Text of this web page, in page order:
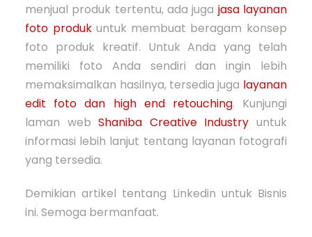
menjual produk tertentu, ada juga jasa layanan
foto produkuntuk membuat beragam konsep
foto produk kreatif. Untuk Anda yang telah
memiliki foto Anda sendiri dan ingin lebih
memaksimalkan hasilnya, tersedia juga layanan
edit foto dan high end retouching. Kunjungi
laman webShaniba Creative Industry untuk
informasi lebih lanjut tentang layanan fotografi
yang tersedia.
Demikian artikel tentang Linkedin untuk Bisnis
ini. Semoga bermanfaat.